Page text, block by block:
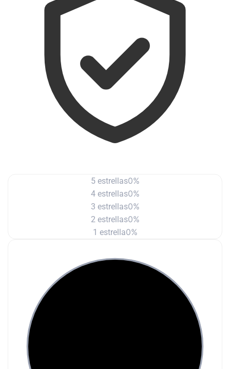
5 estrellas0%
4 estrellas0%
3 estrellas0%
2 estrellas0%
1 estrella0%